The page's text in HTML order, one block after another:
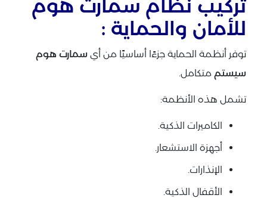
تركيب نظام سمارت هوم
للأمان والحماية :
توفر أنظمة الحماية جزءًا أساسيًا من أي سمارت هوم
سيستم متكامل.
تشمل هذه الأنظمة:
الكاميرات الذكية.
أجهزة الاستشعار.
الإنذارات.
الأقفال الذكية.